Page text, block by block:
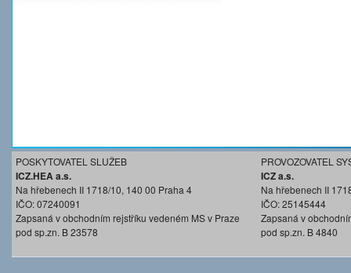
POSKYTOVATEL SLUŽEB
ICZ.HEA a.s.
Na hřebenech II 1718/10, 140 00 Praha 4
IČO: 07240091
Zapsaná v obchodním rejstříku vedeném MS v Praze
pod sp.zn. B 23578
PROVOZOVATEL
ICZ a.s.
Na hřebenech II
IČO: 25145444
Zapsaná v
pod sp.zn. B 4840